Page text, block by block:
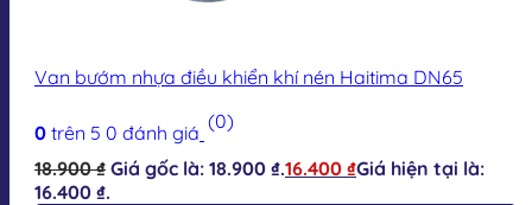
Van bướm nhựa điều khiển khí nén Haitima DN65
0 trên 5 0 đánh giá (0)
18.900₫ Giá gốc là: 18.900 ₫.16.400 ₫Giá hiện tại là:
16.400 ₫.